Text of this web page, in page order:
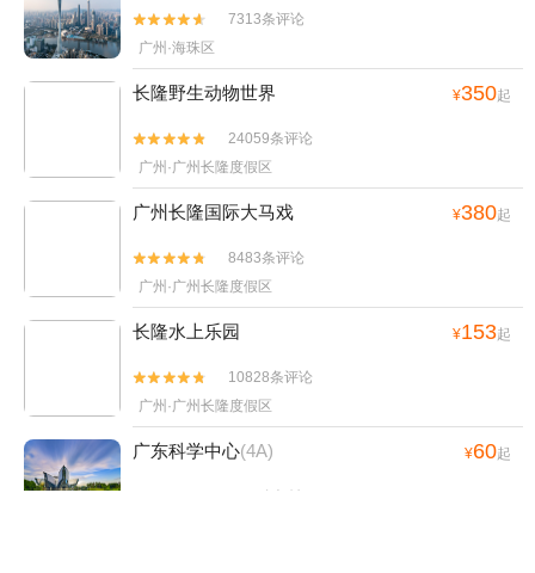


7313条评论
广州·海珠区
长隆野生动物世界 ¥350起


24059条评论
广州·广州长隆度假区
广州长隆国际大马戏 ¥380起


8483条评论
广州·广州长隆度假区
长隆水上乐园 ¥153起


10828条评论
广州·广州长隆度假区
广东科学中心(4A) ¥60起